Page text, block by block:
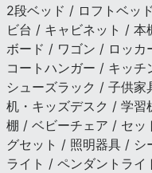
2段ベッド / ロフトベッ
ビ台 / キャビネット /
ボード / ワゴン / ロッカ
コートハンガー / キッ
シューズラック / 子供
机・キッズデスク / 学
棚 / ベビーチェア / セッ
グセット / 照明器具 / シ
ライト / ペンダントライ